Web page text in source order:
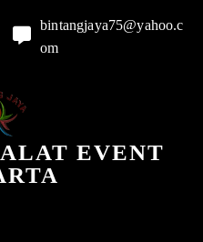
bintangjaya75@yahoo.c
om
EVENT